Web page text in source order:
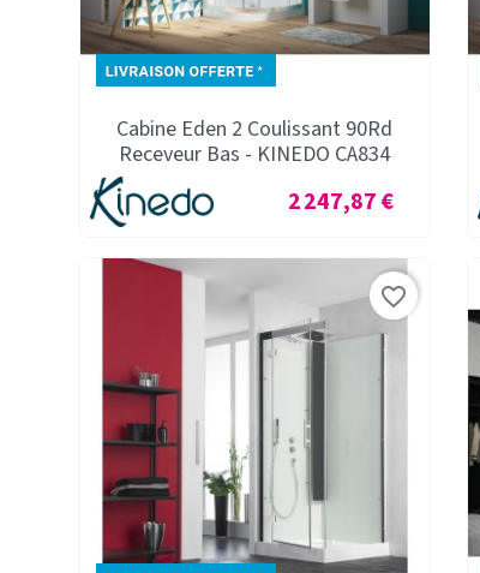
Cabine Eden 2 Coulissant 90Rd
Receveur Bas - KINEDO CA834
Prix
2 247,87 €
favorite_border